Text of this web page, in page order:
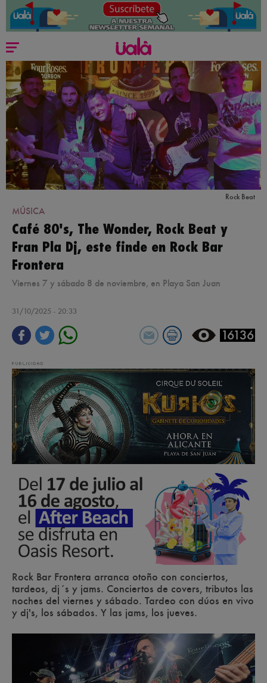
Rock Beat
MÚSICA
Café 80's, The Wonder, Rock Beat y
Fran Pla Dj, este finde en Rock Bar
Frontera
Viernes 7 y sábado 8 de noviembre, en Playa San Juan
31/10/2025 - 20:33
16136
Rock Bar Frontera arranca otoño con conciertos,
tardeos, dj´s y jams. Conciertos de covers, tributos las
noches del viernes y sábado. Tardeo con dúos en vivo
y dj's, los sábados. Y las jams, los jueves.